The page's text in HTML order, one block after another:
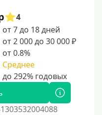
4
от 7 до 18 дней
от 2 000 до 30 000 ₽
от 0.8%
Среднее